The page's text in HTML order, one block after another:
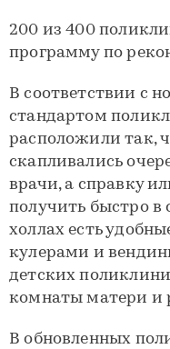
200 из 400
программу по
В соответствии с
стандартом
расположили так,
скапливались
врачи, а справку
получить быстро в
холлах есть
кулерами и
детских
комнаты матери и
В обновленных